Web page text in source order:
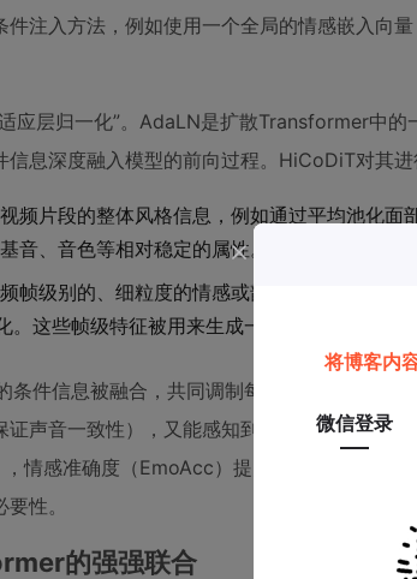
注入方法，例如使用一个全局的情感嵌入向
应层归一化”。AdaLN是扩散Transformer中
息深度融入模型的前向过程。HiCoDiT对其进
频片段的整体风格信息，例如通过平均池化
音、音色等相对稳定的属性。
帧级别的、细粒度的情感或韵律线索。例如
。这些帧级特征被用来生成一个随时间变化的
条件信息被融合，共同调制每一层
声音一致性），又能感知到当前时刻的局部
情感准确度（EmoAcc）提升有限，而其他
性。
的强强联合